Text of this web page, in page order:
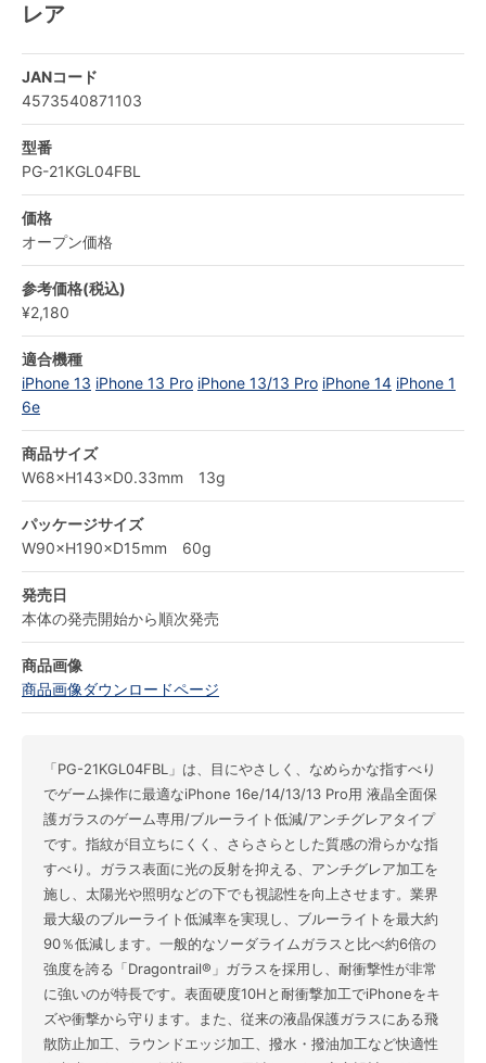
レア
JANコード
4573540871103
型番
PG-21KGL04FBL
価格
オープン価格
参考価格(税込)
¥2,180
適合機種
iPhone 13 iPhone 13 Pro iPhone 13/13 Pro iPhone 14 iPhone 1
6e
商品サイズ
W68×H143×D0.33mm 13g
パッケージサイズ
W90×H190×D15mm 60g
発売日
本体の発売開始から順次発売
商品画像
商品画像ダウンロードページ
「PG-21KGL04FBL」は、目にやさしく、なめらかな指すべり
でゲーム操作に最適なiPhone 16e/14/13/13 Pro用 液晶全面保
護ガラスのゲーム専用/ブルーライト低減/アンチグレアタイプ
です。指紋が目立ちにくく、さらさらとした質感の滑らかな指
すべり。ガラス表面に光の反射を抑える、アンチグレア加工を
施し、太陽光や照明などの下でも視認性を向上させます。業界
最大級のブルーライト低減率を実現し、ブルーライトを最大約
90％低減します。一般的なソーダライムガラスと比べ約6倍の
強度を誇る「Dragontrail®」ガラスを採用し、耐衝撃性が非常
に強いのが特長です。表面硬度10Hと耐衝撃加工でiPhoneをキ
ズや衝撃から守ります。また、従来の液晶保護ガラスにある飛
散防止加工、ラウンドエッジ加工、撥水・撥油加工など快適性